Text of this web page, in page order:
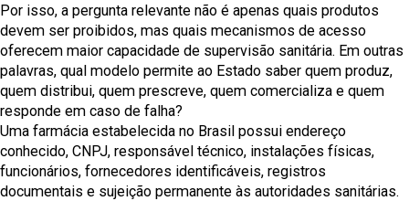
Por isso, a pergunta relevante não é apenas quais produtos
devem ser proibidos, mas quais mecanismos de acesso
oferecem maior capacidade de supervisão sanitária. Em outras
palavras, qual modelo permite ao Estado saber quem produz,
quem distribui, quem prescreve, quem comercializa e quem
responde em caso de falha?
Uma farmácia estabelecida no Brasil possui endereço
conhecido, CNPJ, responsável técnico, instalações físicas,
funcionários, fornecedores identificáveis, registros
documentais e sujeição permanente às autoridades sanitárias.